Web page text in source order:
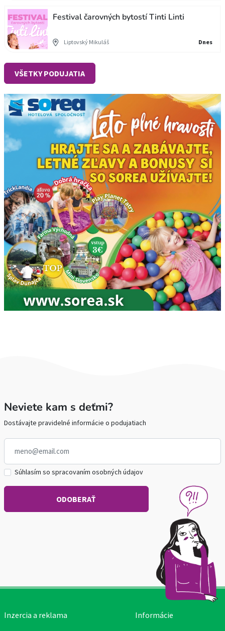
Festival čarovných bytostí Tinti Linti
Liptovský Mikuláš Dnes
VŠETKY PODUJATIA
Neviete kam s deťmi?
Dostávajte pravidelné informácie o podujatiach
Súhlasím so spracovaním osobných údajov
Inzercia a reklama
Informácie